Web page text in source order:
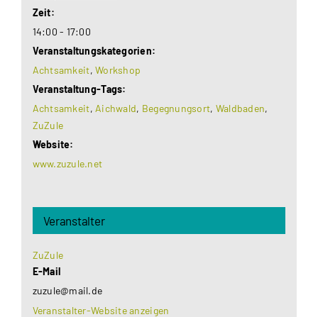
Zeit:
14:00 - 17:00
Veranstaltungskategorien:
Achtsamkeit,Workshop
Veranstaltung-Tags:
Achtsamkeit, Aichwald, Begegnungsort, Waldbaden,
ZuZule
Website:
www.zuzule.net
Veranstalter
ZuZule
E-Mail
zuzule@mail.de
Veranstalter-Website anzeigen